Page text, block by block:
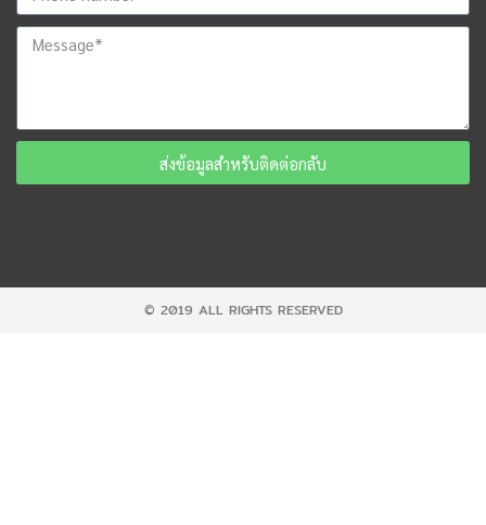
ส่งข้อมูลสำหรับติดต่อกลับ
© 2019 ALL RIGHTS RESERVED​